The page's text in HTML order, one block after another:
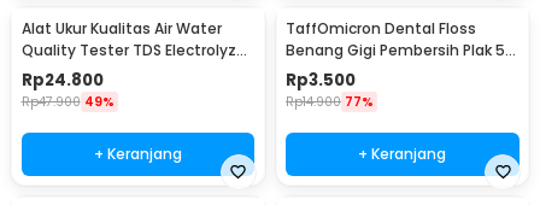
Alat Ukur Kualitas Air Water
Quality Tester TDS Electrolyzer
- JJ2850
Rp24.800
Rp47.900 49%
+ Keranjang
TaffOmicron Dental Floss
Benang Gigi Pembersih Plak 50
PCS - LMT-558
Rp3.500
Rp14.900 77%
+ Keranjang